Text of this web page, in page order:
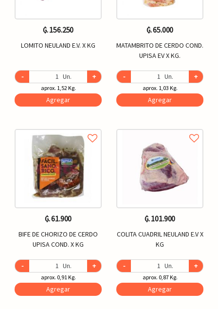
₲. 156.250
LOMITO NEULAND E.V. X KG
- Un. +
aprox. 1,52 Kg.
Agregar
₲. 61.900
BIFE DE CHORIZO DE CERDO
UPISA COND. X KG
- Un. +
aprox. 0,91 Kg.
Agregar
₲. 65.000
MATAMBRITO DE CERDO COND.
UPISA EV X KG.
- Un. +
aprox. 1,03 Kg.
Agregar
₲. 101.900
COLITA CUADRIL NEULAND E.V X
KG
- Un. +
aprox. 0,87 Kg.
Agregar